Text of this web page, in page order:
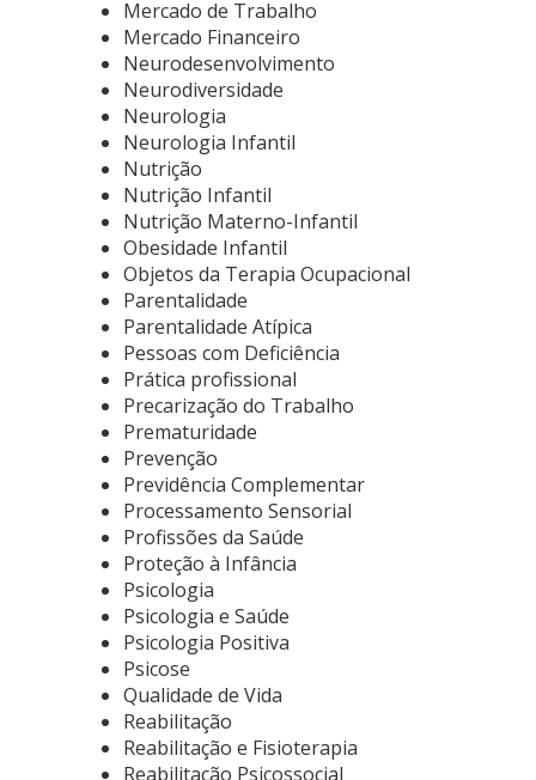
Mercado de Trabalho
Mercado Financeiro
Neurodesenvolvimento
Neurodiversidade
Neurologia
Neurologia Infantil
Nutrição
Nutrição Infantil
Nutrição Materno-Infantil
Obesidade Infantil
Objetos da Terapia Ocupacional
Parentalidade
Parentalidade Atípica
Pessoas com Deficiência
Prática profissional
Precarização do Trabalho
Prematuridade
Prevenção
Previdência Complementar
Processamento Sensorial
Profissões da Saúde
Proteção à Infância
Psicologia
Psicologia e Saúde
Psicologia Positiva
Psicose
Qualidade de Vida
Reabilitação
Reabilitação e Fisioterapia
Reabilitação Psicossocial